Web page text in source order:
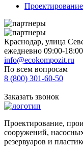
Краснодар, улица
ежедневно 09:00-18:00
info@ecokompozit.ru
По всем вопросам
8 (800) 301-60-50
Заказать звонок
Проектирование,
сооружений,
резервуаров и